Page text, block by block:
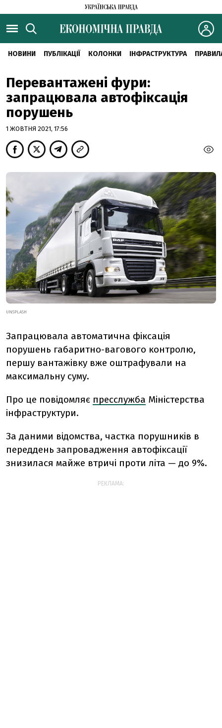
НОВИНИ ПУБЛІКАЦІЇ КОЛОНКИ ІНФРАСТРУКТУРА
Перевантажені фури:
запрацювала автофіксація
порушень
1 ЖОВТНЯ 2021, 17:56
UNSPLASH
Запрацювала автоматична фіксація
порушень габаритно-вагового контролю,
першу вантажівку вже оштрафували на
максимальну суму.
Про це повідомляє пресслужба Міністерства
інфраструктури.
За даними відомства, частка порушників в
переддень запровадження автофіксації
знизилася майже втричі проти літа — до 9%.
РЕКЛАМА: